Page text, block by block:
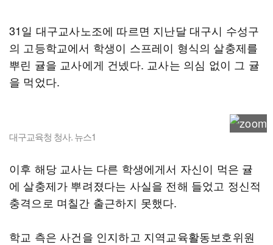
31일 대구교사노조에 따르면 지난달 대구시 수성구
의 고등학교에서 학생이 스프레이 형식의 살충제를
뿌린 귤을 교사에게 건넸다. 교사는 의심 없이 그 귤
을 먹었다.
대구교육청 청사. 뉴스1
이후 해당 교사는 다른 학생에게서 자신이 먹은 귤
에 살충제가 뿌려졌다는 사실을 전해 들었고 정신적
충격으로 며칠간 출근하지 못했다.
학교 측은 사건을 인지하고 지역교육활동보호위원